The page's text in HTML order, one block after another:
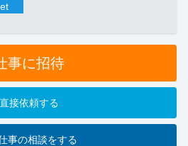
事に招待
直接依頼する
事の相談をする